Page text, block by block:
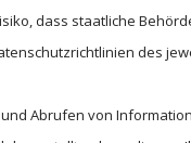
im
über
dass staatliche
des
Abrufen von